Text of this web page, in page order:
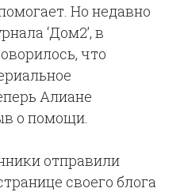
Но недавно
‘Дом2’, в
что
Алиане
о помощи.
отправили
своего блога